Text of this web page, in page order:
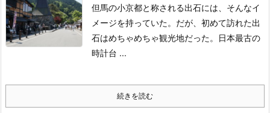
但馬の小京都と称される出石には、そんなイ
メージを持っていた。 だが、初めて訪れた出
石はめちゃめちゃ観光地だった。
日本最古の
時計台 ...
続きを読む